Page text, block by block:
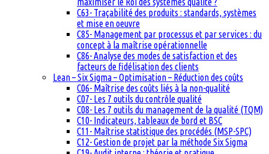
C63- Traçabilité des produits : standards, systèmes
et mise en oeuvre
C85- Management par processus et par services : du
concept à la maîtrise opérationnelle
C86- Analyse des modes de satisfaction et des
facteurs de fidélisation des clients
Lean – Six Sigma – Optimisation – Réduction des coûts
C06- Maîtrise des coûts liés à la non-qualité
C07- Les 7 outils du contrôle qualité
C08- Les 7 outils du management de la qualité (TQM)
C10- Indicateurs, tableaux de bord et BSC
C11- Maîtrise statistique des procédés (MSP-SPC)
C12- Gestion de projet par la méthode Six Sigma